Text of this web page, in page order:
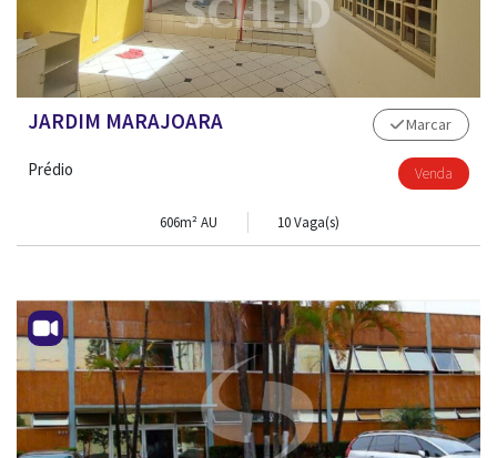
JARDIM MARAJOARA
Prédio
Marcar
Venda
606m² AU 10 Vaga(s)